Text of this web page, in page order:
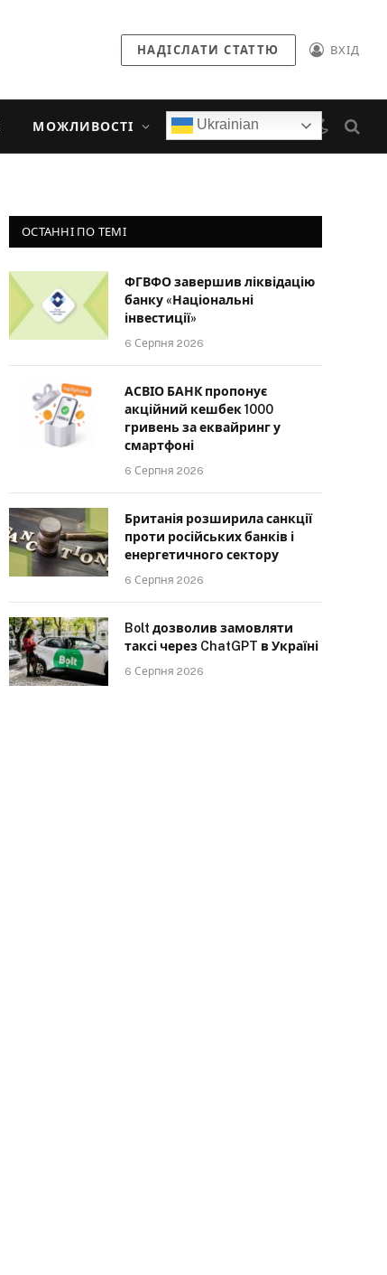
НАДІСЛАТИ СТАТТЮ ВХІД
МОЖЛИВОСТІ Ukrainian
ОСТАННІ ПО ТЕМІ
ФГВФО завершив ліквідацію
банку «Національні
інвестиції»
6 Серпня 2026
АСВІО БАНК пропонує
акційний кешбек 1000
гривень за еквайринг у
смартфоні
6 Серпня 2026
Британія розширила санкції
проти російських банків і
енергетичного сектору
6 Серпня 2026
Bolt дозволив замовляти
таксі через ChatGPT в Україні
6 Серпня 2026